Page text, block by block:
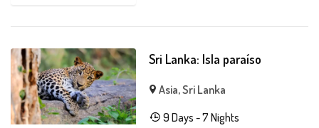
Sri Lanka: Isla paraíso
Asia,Sri Lanka
9 Days - 7 Nights